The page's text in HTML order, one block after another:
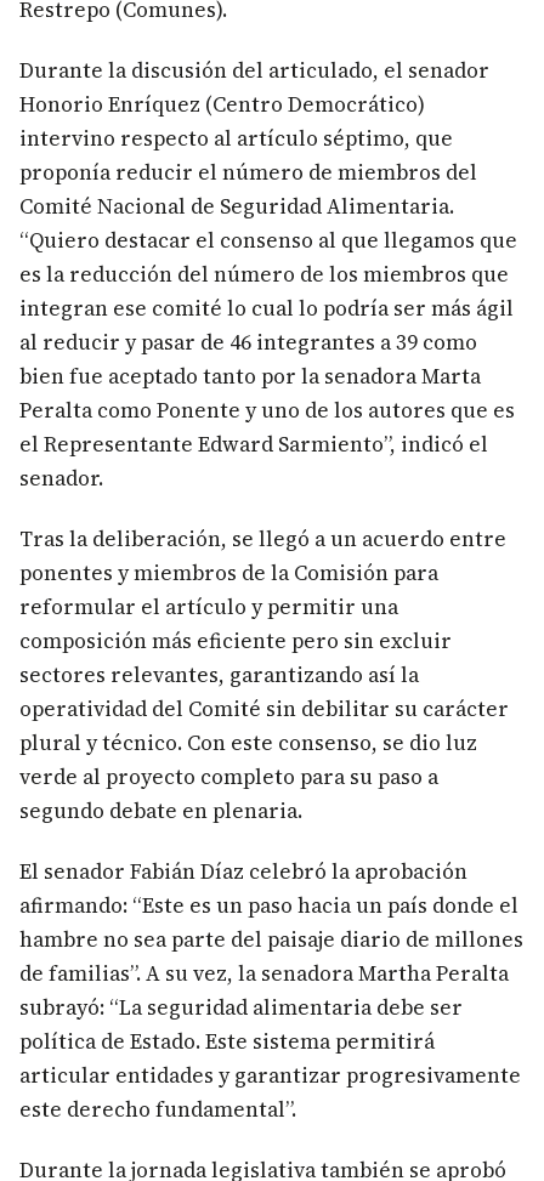
Restrepo (Comunes).
Durante la discusión del articulado, el senador
Honorio Enríquez (Centro Democrático)
intervino respecto al artículo séptimo, que
proponía reducir el número de miembros del
Comité Nacional de Seguridad Alimentaria.
“Quiero destacar el consenso al que llegamos que
es la reducción del número de los miembros que
integran ese comité lo cual lo podría ser más ágil
al reducir y pasar de 46 integrantes a 39 como
bien fue aceptado tanto por la senadora Marta
Peralta como Ponente y uno de los autores que es
el Representante Edward Sarmiento”, indicó el
senador.
Tras la deliberación, se llegó a un acuerdo entre
ponentes y miembros de la Comisión para
reformular el artículo y permitir una
composición más eficiente pero sin excluir
sectores relevantes, garantizando así la
operatividad del Comité sin debilitar su carácter
plural y técnico. Con este consenso, se dio luz
verde al proyecto completo para su paso a
segundo debate en plenaria.
El senador Fabián Díaz celebró la aprobación
afirmando: “Este es un paso hacia un país donde el
hambre no sea parte del paisaje diario de millones
de familias”. A su vez, la senadora Martha Peralta
subrayó: “La seguridad alimentaria debe ser
política de Estado. Este sistema permitirá
articular entidades y garantizar progresivamente
este derecho fundamental”.
Durante la jornada legislativa también se aprobó